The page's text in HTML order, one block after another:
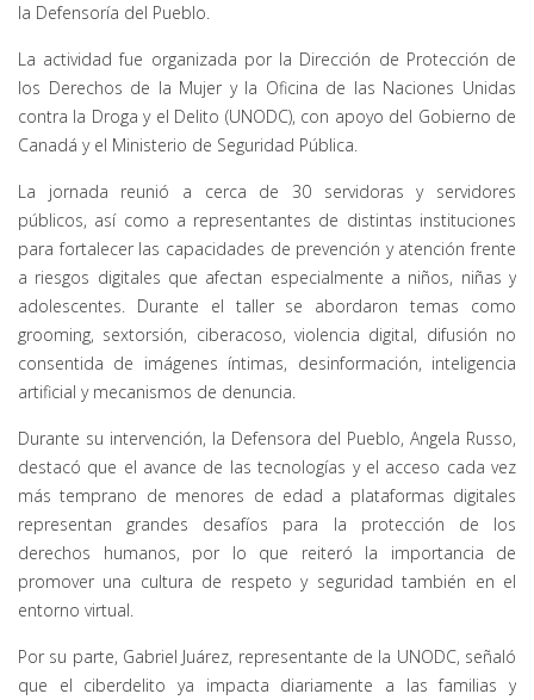
la Defensoría del Pueblo.
La actividad fue organizada por la Dirección de Protección de
los Derechos de la Mujer y la Oficina de las Naciones Unidas
contra la Droga y el Delito (UNODC), con apoyo del Gobierno de
Canadá y el Ministerio de Seguridad Pública.
La jornada reunió a cerca de 30 servidoras y servidores
públicos, así como a representantes de distintas instituciones
para fortalecer las capacidades de prevención y atención frente
a riesgos digitales que afectan especialmente a niños, niñas y
adolescentes. Durante el taller se abordaron temas como
grooming, sextorsión, ciberacoso, violencia digital, difusión no
consentida de imágenes íntimas, desinformación, inteligencia
artificial y mecanismos de denuncia.
Durante su intervención, la Defensora del Pueblo, Angela Russo,
destacó que el avance de las tecnologías y el acceso cada vez
más temprano de menores de edad a plataformas digitales
representan grandes desafíos para la protección de los
derechos humanos, por lo que reiteró la importancia de
promover una cultura de respeto y seguridad también en el
entorno virtual.
Por su parte, Gabriel Juárez, representante de la UNODC, señaló
que el ciberdelito ya impacta diariamente a las familias y